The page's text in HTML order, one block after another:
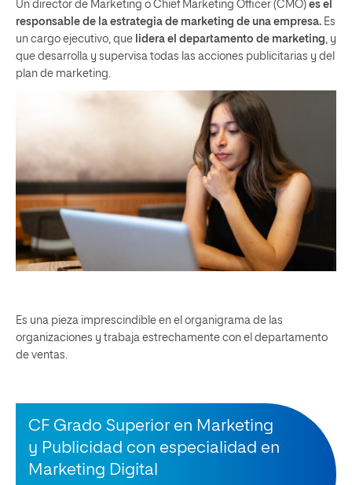
Un director de Marketing o Chief Marketing Officer (CMO) es el
responsable de la estrategia de marketing de una empresa. Es
un cargo ejecutivo, que lidera el departamento de marketing, y
que desarrolla y supervisa todas las acciones publicitarias y del
plan de marketing.
Es una pieza imprescindible en el organigrama de las
organizaciones y trabaja estrechamente con el departamento
de ventas.
CF Grado Superior en Marketing
y Publicidad con especialidad en
Marketing Digital